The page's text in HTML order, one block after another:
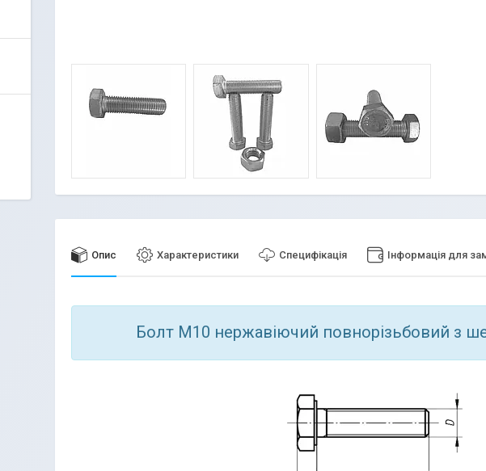
Опис Характеристики Специфікація Інформація для
Болт М10 нержавіючий повнорізьбовий з